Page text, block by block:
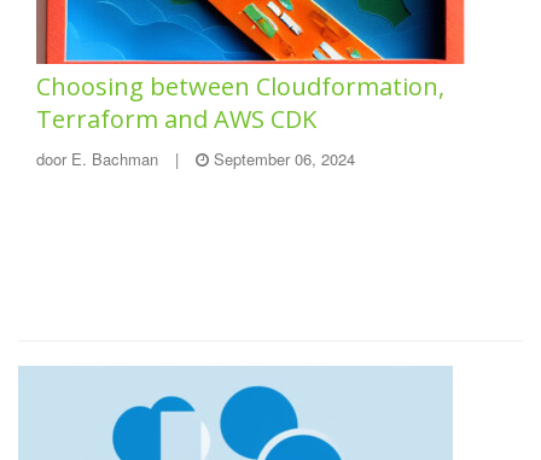
Choosing between Cloudformation,
Terraform and AWS CDK
door E. Bachman | September 06, 2024